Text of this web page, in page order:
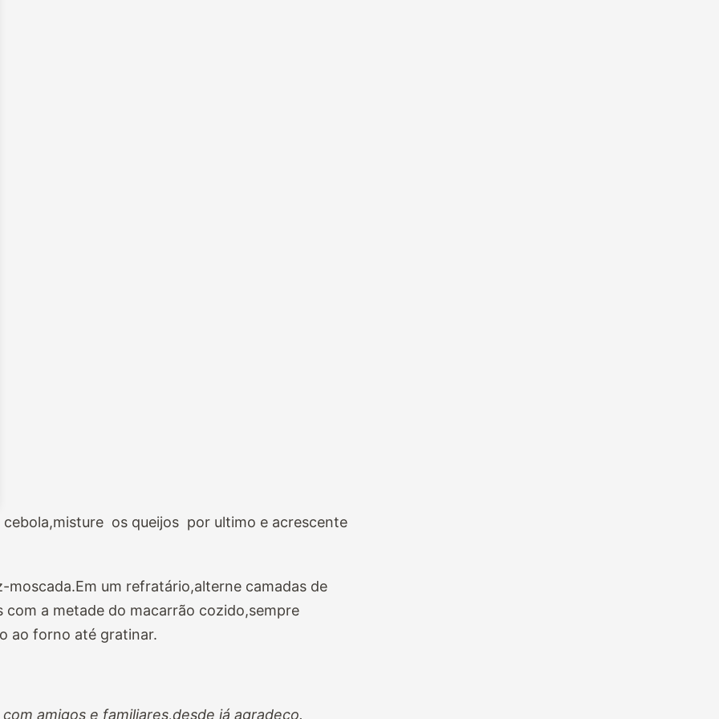
os queijos por ultimo e acrescente
um refratário,alterne camadas de
a metade do macarrão cozido,sempre
ao forno até gratinar.
amigos e familiares,desde já agradeço.